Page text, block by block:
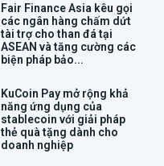
Fair Finance Asia kêu gọi
các ngân hàng chấm dứt
tài trợ cho than đá tại
ASEAN và tăng cường các
biện pháp bảo...
KuCoin Pay mở rộng khả
năng ứng dụng của
stablecoin với giải pháp
thẻ quà tặng dành cho
doanh nghiệp